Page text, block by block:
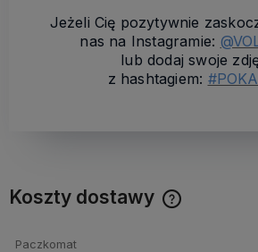
Jeżeli Cię pozytywnie
nas na Instagramie:
lub dodaj swoje
z hashtagiem:
Koszty dostawy
Paczkomat